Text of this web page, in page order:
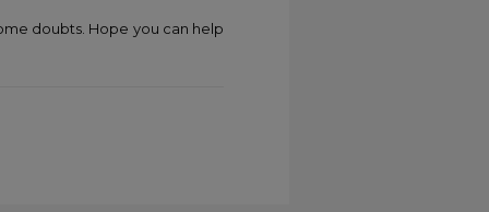
doubts. Hope you can help